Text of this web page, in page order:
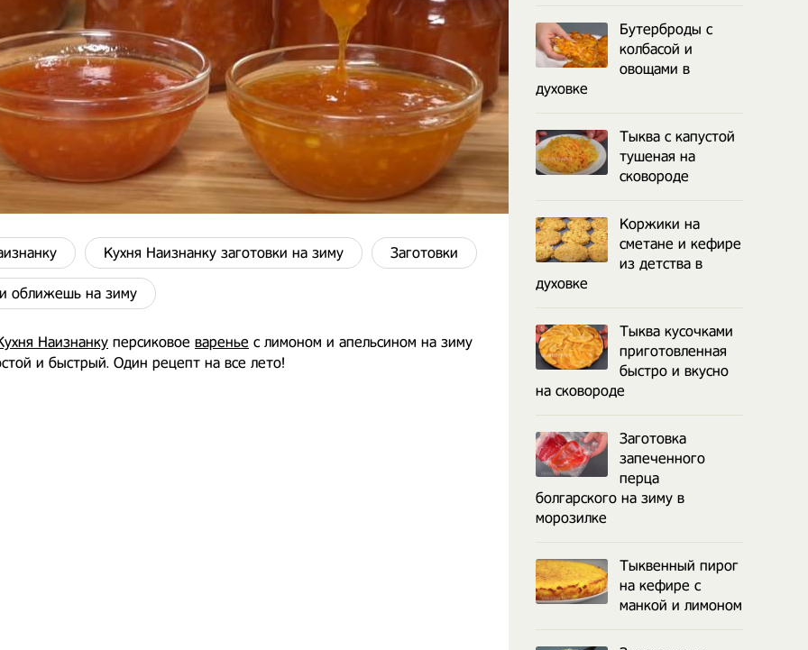
Кухня Наизнанку заготовки на зиму Заготовки
оближешь на зиму
Наизнанку персиковое варенье с лимоном и апельсином на зиму
и быстрый. Один рецепт на все лето!
Бутерброды с
колбасой и
овощами в
духовке
Тыква с капустой
тушеная на
сковороде
Коржики на
сметане и кефире
из детства в
духовке
Тыква кусочками
приготовленная
быстро и вкусно
на сковороде
Заготовка
запеченного
перца
болгарского на зиму в
морозилке
Тыквенный пирог
на кефире с
манкой и лимоном